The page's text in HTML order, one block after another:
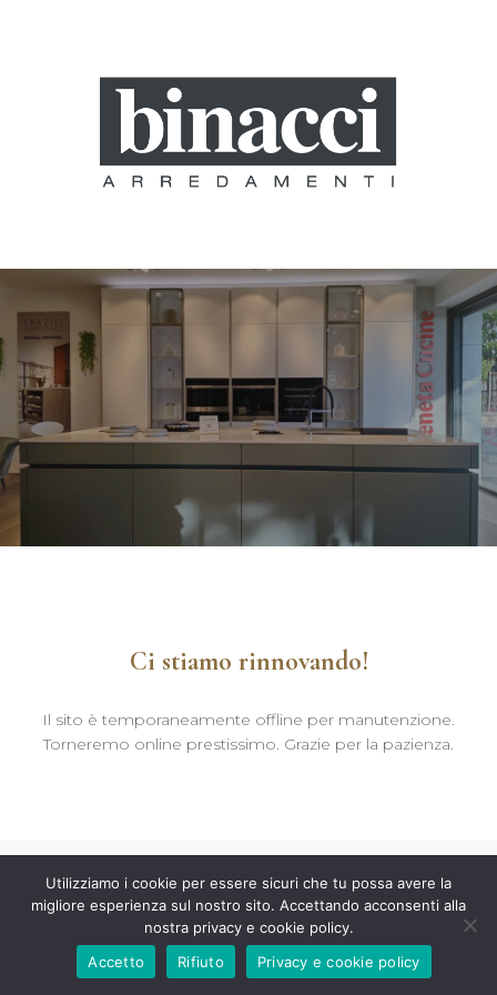
Ci stiamo rinnovando!
Il sito è temporaneamente offline per manutenzione.
Torneremo online prestissimo. Grazie per la pazienza.
Utilizziamo i cookie per essere sicuri che tu possa avere la
migliore esperienza sul nostro sito. Accettando acconsenti alla
nostra privacy e cookie policy.
Accetto
Rifiuto Privacy e cookie policy